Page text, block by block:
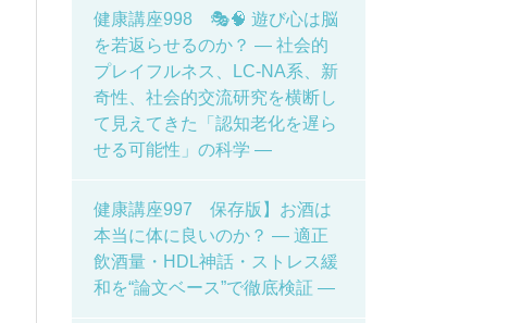
健康講座998 🎭🧠 遊び心は脳
を若返らせるのか？ ― 社会的
プレイフルネス、LC-NA系、新
奇性、社会的交流研究を横断し
て見えてきた「認知老化を遅ら
せる可能性」の科学 ―
健康講座997 保存版】お酒は
本当に体に良いのか？ ― 適正
飲酒量・HDL神話・ストレス緩
和を“論文ベース”で徹底検証 ―